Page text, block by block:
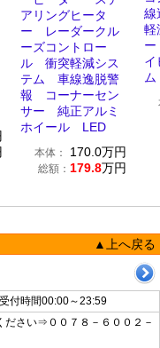
アリングヒータ
ー レーダークル
ーズコントロー
ル 衝突軽減シス
テム 車線逸脱警
報 コーナーセン
サー 純正アルミ
ホイール LED
本体： 170.0万円
総額： 179.8万円
線
軽
ー
イ
▲上へ戻る
付時間00:00～23:59
ださい⇒００７８－６００２－